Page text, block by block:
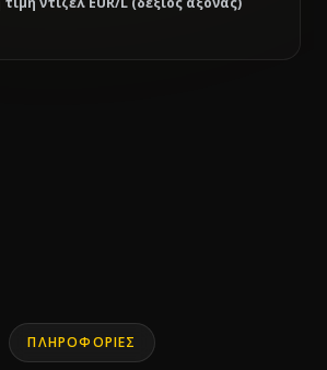
lines.
ΠΛΗΡΟΦΟΡΊΕΣ